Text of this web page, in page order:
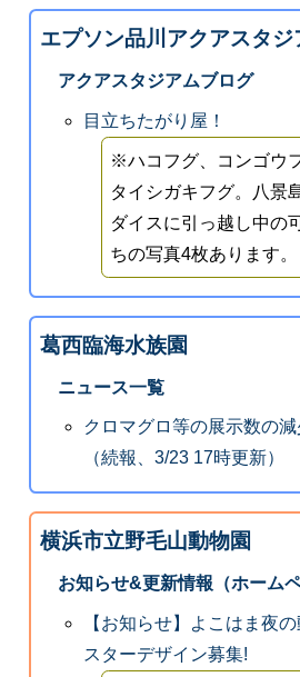
エプソン品川アクアスタジ
アクアスタジアムブログ
目立ちたがり屋！
※ハコフグ、コンゴウ
タイシガキフグ。八景
ダイスに引っ越し中の
ちの写真4枚あります。
葛西臨海水族園
ニュース一覧
クロマグロ等の展示数の
（続報、3/23 17時更新）
横浜市立野毛山動物園
お知らせ&更新情報（ホームペ
【お知らせ】よこはま夜
スターデザイン募集!